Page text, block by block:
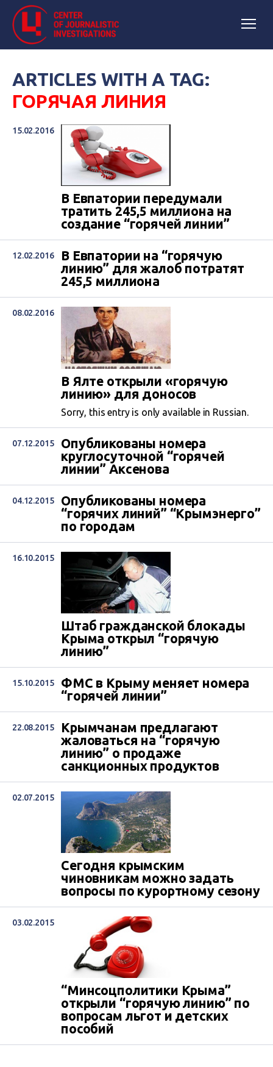
ARTICLES WITH A TAG:
ГОРЯЧАЯ ЛИНИЯ
15.02.2016
В Евпатории передумали
тратить 245,5 миллиона на
создание “горячей линии”
12.02.2016
В Евпатории на “горячую
линию” для жалоб потратят
245,5 миллиона
08.02.2016
В Ялте открыли «горячую
линию» для доносов
Sorry, this entry is only available in Russian.
07.12.2015
Опубликованы номера
круглосуточной “горячей
линии” Аксенова
04.12.2015
Опубликованы номера
“горячих линий” “Крымэнерго”
по городам
16.10.2015
Штаб гражданской блокады
Крыма открыл “горячую
линию”
15.10.2015
ФМС в Крыму меняет номера
“горячей линии”
22.08.2015
Крымчанам предлагают
жаловаться на “горячую
линию” о продаже
санкционных продуктов
02.07.2015
Сегодня крымским
чиновникам можно задать
вопросы по курортному сезону
03.02.2015
“Минсоцполитики Крыма”
открыли “горячую линию” по
вопросам льгот и детских
пособий